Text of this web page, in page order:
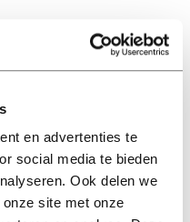
en advertenties te
social media te bieden
Ook delen we
site met onze
EN
in